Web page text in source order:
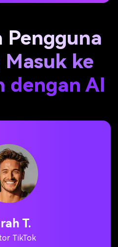
Pengguna
ke
dengan AI
P.
Amatir